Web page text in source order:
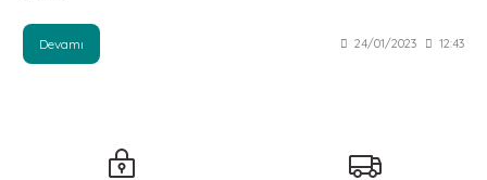
Devamı 24/01/2023 12:43